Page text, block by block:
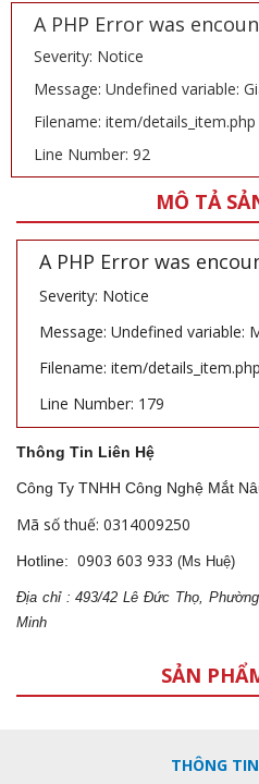
A PHP Error was
Severity: Notice
Message: Undefined variable:
Filename: item/details_item.php
Line Number: 92
MÔ TẢ
A PHP Error was
Severity: Notice
Message: Undefined variable:
Filename: item/details_item.php
Line Number: 179
Thông Tin Liên Hệ
Công Ty TNHH Công Nghệ Mắt
Mã số thuế: 0314009250
Hotline: 0903 603 933 (Ms Huệ)
Địa chỉ : 493/42 Lê Đức Thọ,
Minh
SẢN
THÔNG